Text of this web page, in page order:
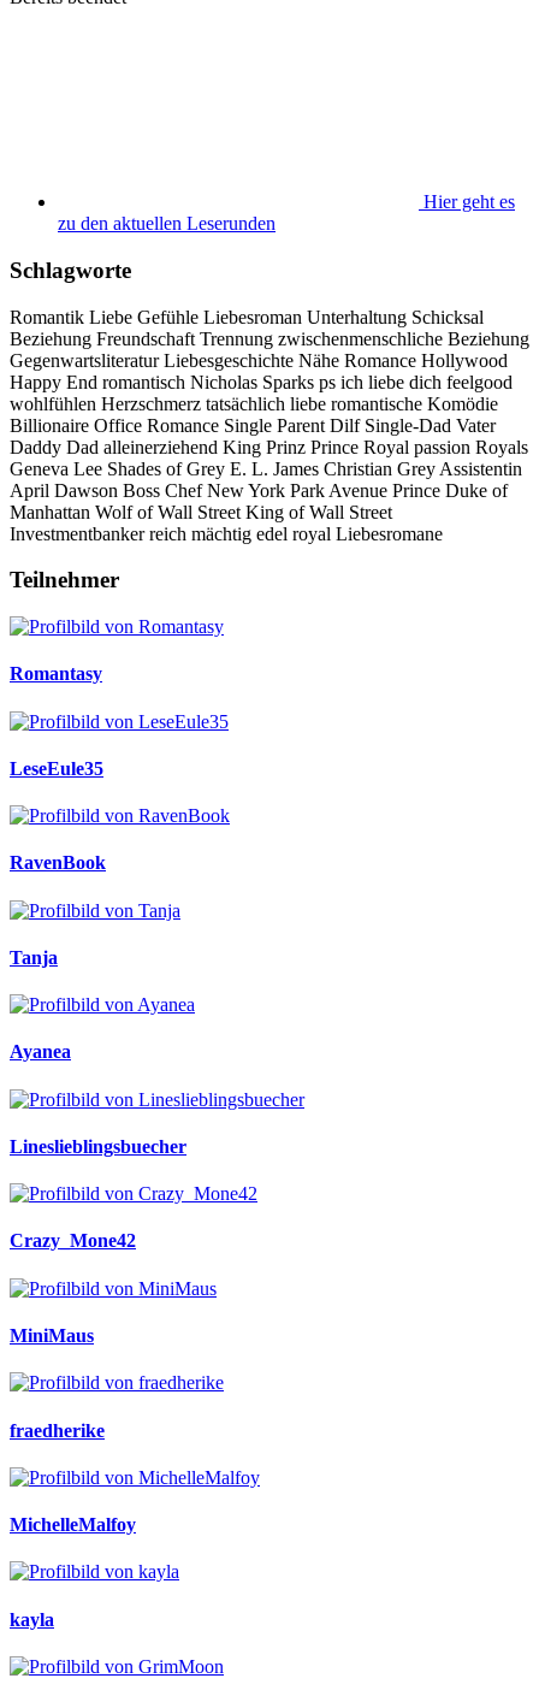
Hier geht es
zu den aktuellen Leserunden
Schlagworte
Romantik Liebe Gefühle Liebesroman Unterhaltung Schicksal
Beziehung Freundschaft Trennung zwischenmenschliche Beziehung
Gegenwartsliteratur Liebesgeschichte Nähe Romance Hollywood
Happy End romantisch Nicholas Sparks ps ich liebe dich feelgood
wohlfühlen Herzschmerz tatsächlich liebe romantische Komödie
Billionaire Office Romance Single Parent Dilf Single-Dad Vater
Daddy Dad alleinerziehend King Prinz Prince Royal passion Royals
Geneva Lee Shades of Grey E. L. James Christian Grey Assistentin
April Dawson Boss Chef New York Park Avenue Prince Duke of
Manhattan Wolf of Wall Street King of Wall Street
Investmentbanker reich mächtig edel royal Liebesromane
Teilnehmer
Romantasy
LeseEule35
RavenBook
Tanja
Ayanea
Lineslieblingsbuecher
Crazy_Mone42
MiniMaus
fraedherike
MichelleMalfoy
kayla